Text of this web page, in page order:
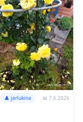
👤 jarlukina 📅 7.6.2026